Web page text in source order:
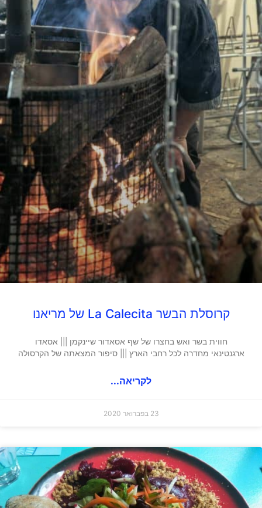
קרוסלת הבשר La Calecita של מריאנו
חווית בשר ואש בחצרו של שף אסאדור שיינקמן ||| אסאדו
ארגנטינאי מחדרה לכל רחבי הארץ ||| סיפור המצאתה של הקרסולה
לקריאה...
23 בפברואר 2020